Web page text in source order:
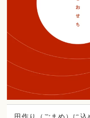
田作り（ごまめ）に